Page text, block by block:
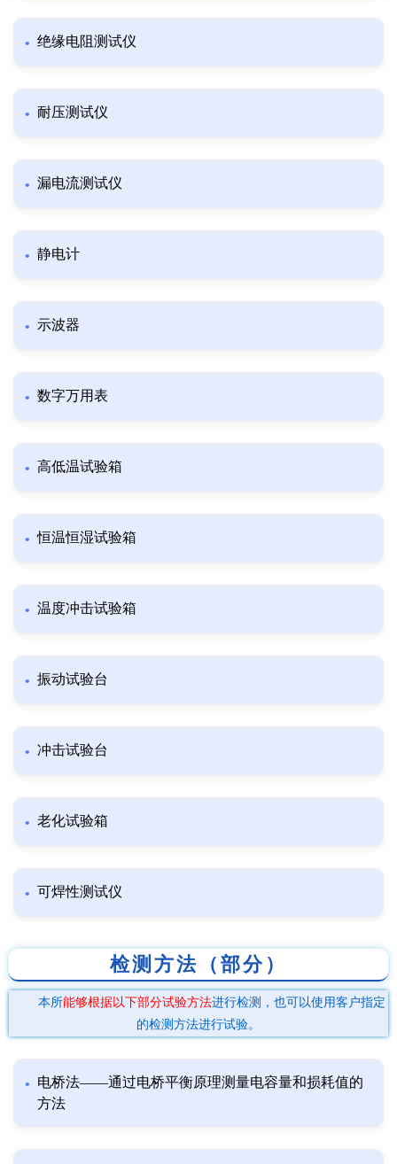
绝缘电阻测试仪
耐压测试仪
漏电流测试仪
静电计
示波器
数字万用表
高低温试验箱
恒温恒湿试验箱
温度冲击试验箱
振动试验台
冲击试验台
老化试验箱
可焊性测试仪
检测方法（部分）
本所能够根据以下部分试验方法进行检测，也可以使用客户指定
的检测方法进行试验。
电桥法——通过电桥平衡原理测量电容量和损耗值的
方法